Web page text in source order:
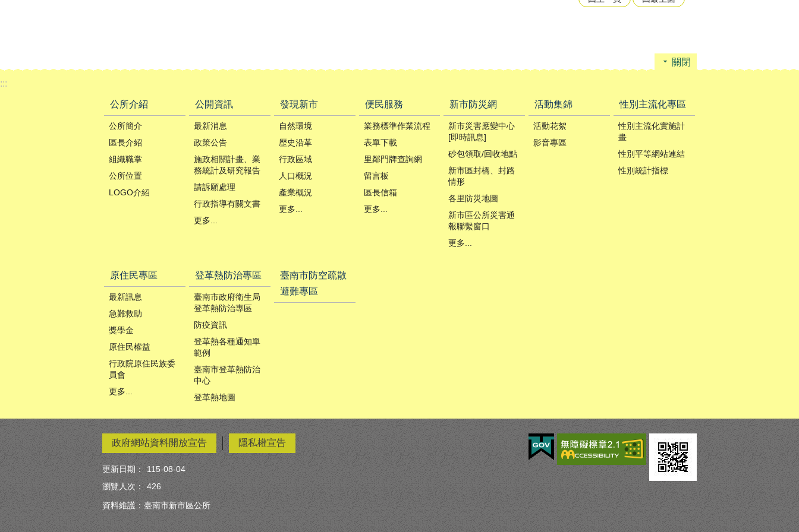
關閉
:::
公所介紹
公所簡介
區長介紹
組織職掌
公所位置
LOGO介紹
公開資訊
最新消息
政策公告
施政相關計畫、業
務統計及研究報告
請訴願處理
行政指導有關文書
更多...
發現新市
自然環境
歴史沿革
行政區域
人口概況
產業概況
更多...
便民服務
業務標準作業流程
表單下載
里鄰門牌查詢網
留言板
區長信箱
更多...
新市防災網
新市災害應變中心
[即時訊息]
砂包領取/回收地點
新市區封橋、封路
情形
各里防災地圖
新市區公所災害通
報聯繫窗口
更多...
活動集錦
活動花絮
影音專區
性別主流化專區
性別主流化實施計
畫
性別平等網站連結
性別統計指標
原住民專區
最新訊息
急難救助
獎學金
原住民權益
行政院原住民族委
員會
更多...
登革熱防治專區
臺南市政府衛生局
登革熱防治專區
防疫資訊
登革熱各種通知單
範例
臺南市登革熱防治
中心
登革熱地圖
臺南市防空疏散
避難專區
政府網站資料開放宣告 隱私權宣告
更新日期：
115-08-04
瀏覽人次：
426
資料維護：臺南市新市區公所